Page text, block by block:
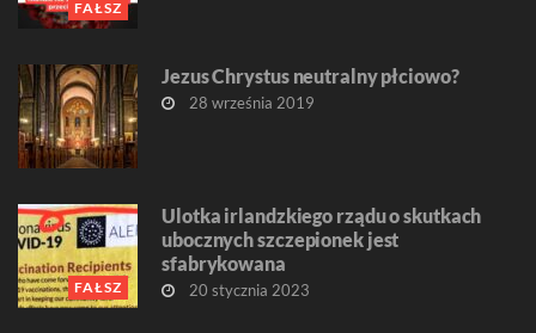
FAŁSZ
Jezus Chrystus neutralny płciowo?
28 września 2019
FAŁSZ
Ulotka irlandzkiego rządu o skutkach
ubocznych szczepionek jest
sfabrykowana
20 stycznia 2023